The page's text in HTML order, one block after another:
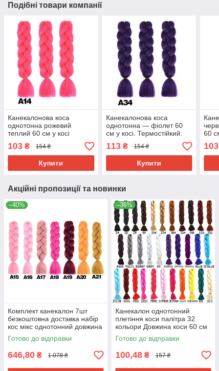
Подібні товари компанії
Канекалонова коса
однотонна рожевий
теплий 60 см у косі
Термостійкий А14
103 ₴ 154 ₴
Купити
Канекалонова коса
однотонна — фіолет 60
см у косі. Термостійкий.
А34
113₴ 154 ₴
Купити
60
А12
103
Акційні пропозиції та новинки
–40%
Комплект канекалон 7шт
безкоштовна доставка набір
кос мікс однотонний довжина
кісок 60см термостійкий
Готово до відправки
646,80 ₴ 1 078 ₴
–36%
Канекалон однотонний
плетіння коси палітра 32
кольори Довжина коси 60 см
Термостійкий.
Готово до відправки
100,48 ₴ 157 ₴